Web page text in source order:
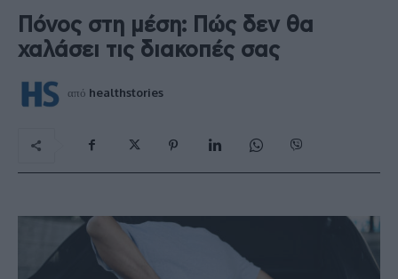
Πόνος στη μέση: Πώς δεν θα
χαλάσει τις διακοπές σας
από healthstories